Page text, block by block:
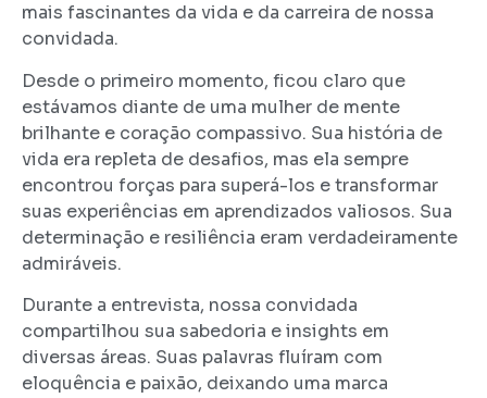
mais fascinantes da vida e da carreira de nossa
convidada.
Desde o primeiro momento, ficou claro que
estávamos diante de uma mulher de mente
brilhante e coração compassivo. Sua história de
vida era repleta de desafios, mas ela sempre
encontrou forças para superá-los e transformar
suas experiências em aprendizados valiosos. Sua
determinação e resiliência eram verdadeiramente
admiráveis.
Durante a entrevista, nossa convidada
compartilhou sua sabedoria e insights em
diversas áreas. Suas palavras fluíram com
eloquência e paixão, deixando uma marca